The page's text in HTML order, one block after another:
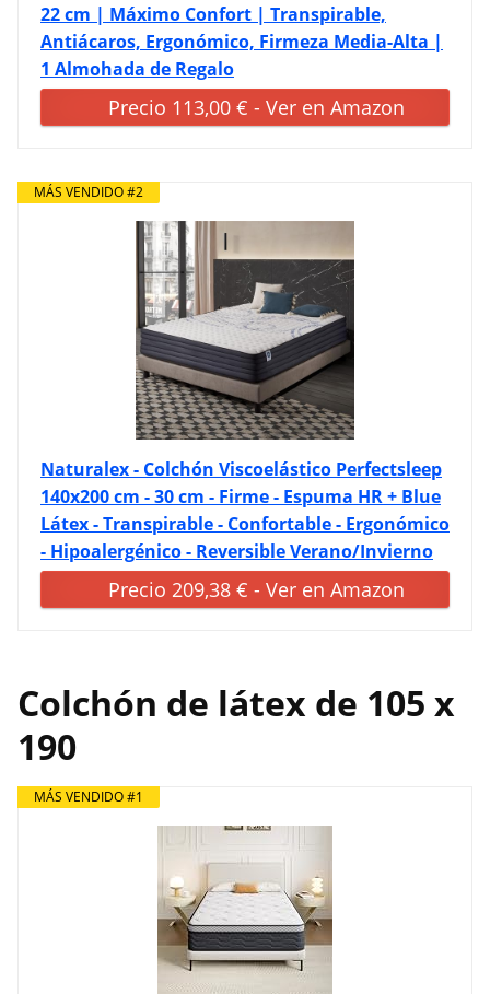
22 cm | Máximo Confort | Transpirable,
Antiácaros, Ergonómico, Firmeza Media-Alta |
1 Almohada de Regalo
Precio 113,00 € - Ver en Amazon
MÁS VENDIDO #2
Naturalex - Colchón Viscoelástico Perfectsleep
140x200 cm - 30 cm - Firme - Espuma HR + Blue
Látex - Transpirable - Confortable - Ergonómico
- Hipoalergénico - Reversible Verano/Invierno
Precio 209,38 € - Ver en Amazon
Colchón de látex de 105 x
190
MÁS VENDIDO #1